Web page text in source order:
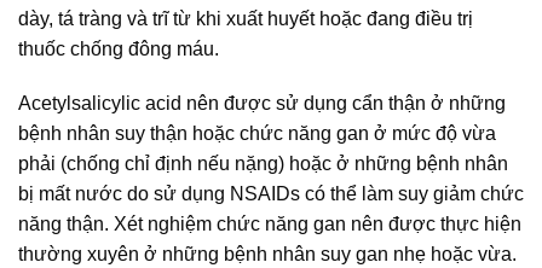
dày, tá tràng và trĩ từ khi xuất huyết hoặc đang điều trị
thuốc chống đông máu.
Acetylsalicylic acid nên được sử dụng cẩn thận ở những
bệnh nhân suy thận hoặc chức năng gan ở mức độ vừa
phải (chống chỉ định nếu nặng) hoặc ở những bệnh nhân
bị mất nước do sử dụng NSAIDs có thể làm suy giảm chức
năng thận. Xét nghiệm chức năng gan nên được thực hiện
thường xuyên ở những bệnh nhân suy gan nhẹ hoặc vừa.